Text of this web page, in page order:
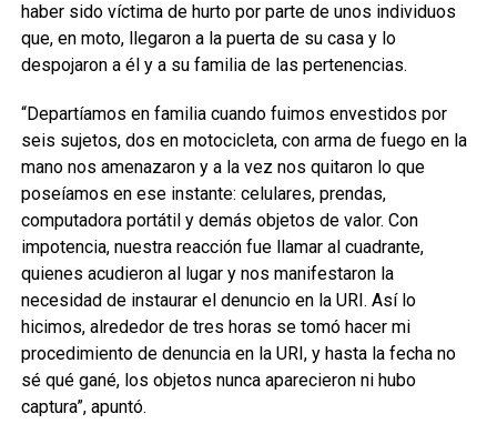
haber sido víctima de hurto por parte de unos individuos
que, en moto, llegaron a la puerta de su casa y lo
despojaron a él y a su familia de las pertenencias.
“Departíamos en familia cuando fuimos envestidos por
seis sujetos, dos en motocicleta, con arma de fuego en la
mano nos amenazaron y a la vez nos quitaron lo que
poseíamos en ese instante: celulares, prendas,
computadora portátil y demás objetos de valor. Con
impotencia, nuestra reacción fue llamar al cuadrante,
quienes acudieron al lugar y nos manifestaron la
necesidad de instaurar el denuncio en la URI. Así lo
hicimos, alrededor de tres horas se tomó hacer mi
procedimiento de denuncia en la URI, y hasta la fecha no
sé qué gané, los objetos nunca aparecieron ni hubo
captura”, apuntó.